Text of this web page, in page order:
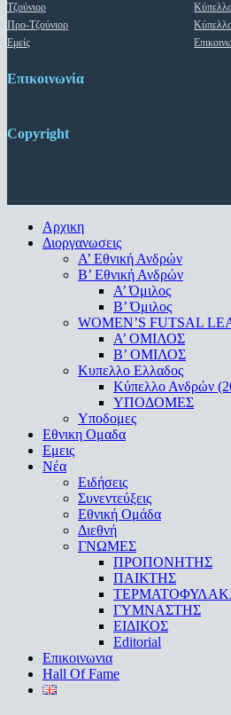
Τζούνιορ
Προ-Τζούνιορ
Εμείς
Επικοινωνία
Copyright
Close
Menu
Αρχικη
Διοργανωσεις
Α’ Εθνική Ανδρών
Β’ Εθνική Ανδρών
A’ Όμιλος
Β’ Όμιλος
WOMEN’S FUTSAL
A’ ΟΜΙΛΟΣ
Β’ ΟΜΙΛΟΣ
Κυπελλο Ελλαδος
Κύπελλο Ανδρών
ΥΠΟΔΟΜΕΣ
Υποδομες
Εθνικη Ομαδα
Εμεις
Νέα
Ειδήσεις
Συνεντεύξεις
Εθνική Ομάδα
Διεθνή
ΓΝΩΜΕΣ
ΠΡΟΠΟΝΗΤΗΣ
ΠΑΙΚΤΗΣ
ΓΥΜΝΑΣΤΗΣ
ΕΙΔΙΚΟΣ
Editorial
Επικοινωνια
Hall Of Fame